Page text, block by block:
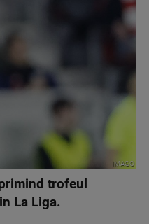
IMAGO
trofeul
La Liga.